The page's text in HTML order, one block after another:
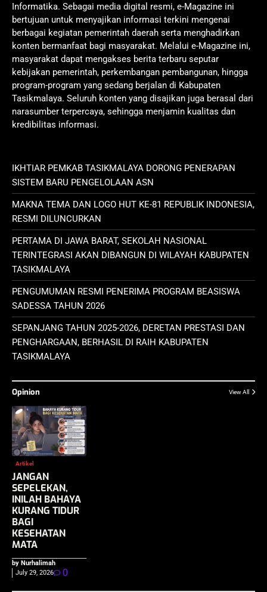
Informatika. Sebagai media digital resmi, e-Magazine ini
bertujuan untuk menyajikan informasi terkini mengenai
berbagai kegiatan pemerintah daerah serta menghadirkan
konten bermanfaat bagi masyarakat. Melalui e-Magazine ini,
masyarakat dapat mengakses berita terbaru seputar
kebijakan pemerintah, perkembangan pembangunan, hingga
program-program yang sedang berjalan di Kabupaten
Tasikmalaya. Seluruh konten yang disajikan juga berasal dari
narasumber terpercaya, sehingga menjamin kualitas dan
kredibilitas informasi.
IKHTIAR PEMKAB TASIKMALAYA DORONG PENERAPAN
SISTEM BARU PENGELOLAAN ASN
MAKNA TEMA DAN LOGO HUT KE-81 REPUBLIK INDONESIA,
RESMI DILUNCURKAN
PERTAMA DI JAWA BARAT, SEKOLAH NASIONAL
TERINTEGRASI AKAN DIBANGUN DI WILAYAH KABUPATEN
TASIKMALAYA
PENGUMUMAN RESMI PENERIMA PROGRAM BEASISWA
SADESSA TAHUN 2026
SEPANJANG TAHUN 2025-2026, DERETAN PRESTASI DAN
PENGHARGAAN, BERHASIL DI RAIH KABUPATEN
TASIKMALAYA
Opinion View All
Artikel
JANGAN
SEPELEKAN,
INILAH BAHAYA
KURANG TIDUR
BAGI
KESEHATAN
MATA
by Nurhalimah
July 29, 2026
0